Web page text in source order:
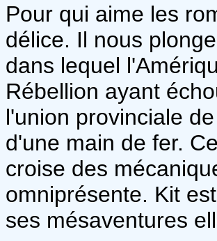
Pour qui aime les
délice. Il nous
dans lequel
Rébellion ayant
l'union provinciale
d'une main de fer.
croise des
omniprésente. Kit
ses mésaventures